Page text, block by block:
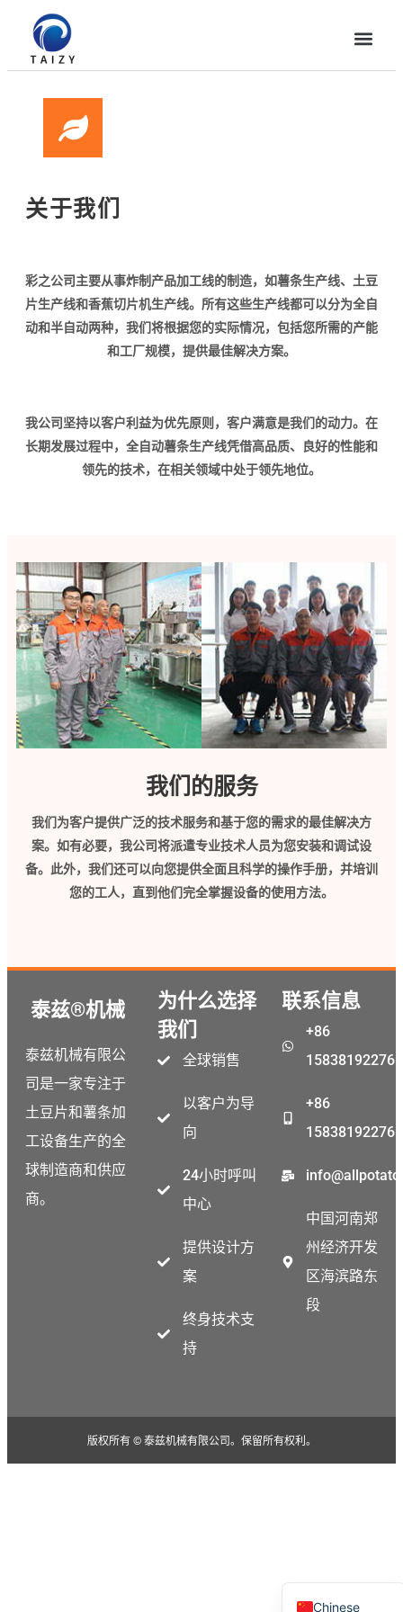
关于我们
彩之公司主要从事炸制产品加工线的制造，如薯条生产线、土豆
片生产线和香蕉切片机生产线。所有这些生产线都可以分为全自
动和半自动两种，我们将根据您的实际情况，包括您所需的产能
和工厂规模，提供最佳解决方案。
我公司坚持以客户利益为优先原则，客户满意是我们的动力。在
长期发展过程中，全自动薯条生产线凭借高品质、良好的性能和
领先的技术，在相关领域中处于领先地位。
我们的服务
我们为客户提供广泛的技术服务和基于您的需求的最佳解决方
案。如有必要，我公司将派遣专业技术人员为您安装和调试设
备。此外，我们还可以向您提供全面且科学的操作手册，并培训
您的工人，直到他们完全掌握设备的使用方法。
泰兹®机械
泰兹机械有限公
司是一家专注于
土豆片和薯条加
工设备生产的全
球制造商和供应
商。
为什么选择
我们
全球销售
以客户为导
向
24小时呼叫
中心
提供设计方
案
终身技术支
持
联系信息
+86
15838192276
+86
15838192276
中国河南郑
州经济开发
区海滨路东
段
版权所有 © 泰兹机械有限公司。保留所有权利。
Chinese
German
Greek
Indonesian
Thai
Swahili
Malayalam